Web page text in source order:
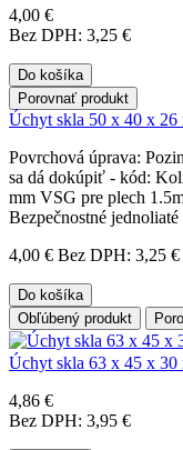
4,00 €
Bez DPH: 3,25 €
Do košíka
Porovnať produkt
Úchyt skla 50 x 40 x 26
Povrchová úprava:
sa dá dokúpiť - kód:
mm VSG pre plech
Bezpečnostné
4,00 € Bez DPH: 3,25 €
Do košíka
Obľúbený produkt
Úchyt skla 63 x 45 x 30
4,86 €
Bez DPH: 3,95 €